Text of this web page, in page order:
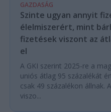
GAZDASÁG
Szinte ugyan annyit
élelmiszerért, mint
fizetések viszont az
el
A GKI szerint 2025-re a
uniós átlag 95 százalékát
csak 49 százalékon állnak.
viszo...